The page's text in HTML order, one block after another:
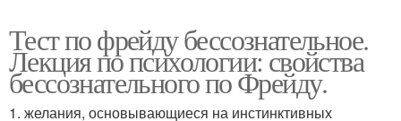
Тест по фрейду бессознательное.
Лекция по психологии: свойства
бессознательного по Фрейду.
1. желания, основывающиеся на инстинктивных